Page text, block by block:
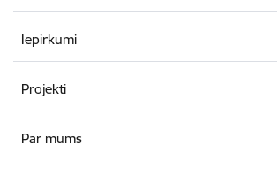
Iepirkumi
Projekti
Par mums